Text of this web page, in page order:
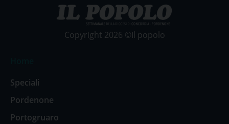
Copyright 2026 ©Il popolo
Speciali
Pordenone
Portogruaro